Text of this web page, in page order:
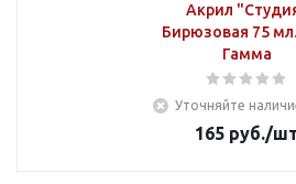
Акрил
Бирюзовая 75
Гамма
Уточняйте
165 руб./